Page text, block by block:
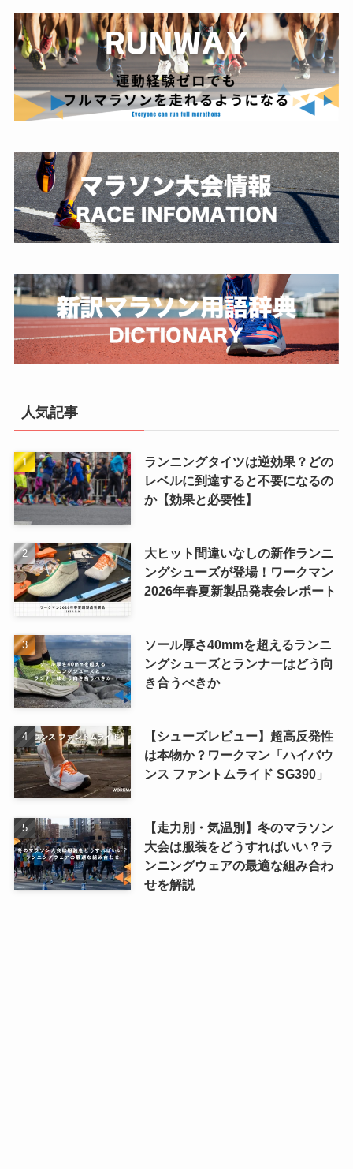
人気記事
ランニングタイツは逆効果？どの
レベルに到達すると不要になるの
か【効果と必要性】
大ヒット間違いなしの新作ランニ
ングシューズが登場！ワークマン
2026年春夏新製品発表会レポート
ソール厚さ40mmを超えるランニ
ングシューズとランナーはどう向
き合うべきか
【シューズレビュー】超高反発性
は本物か？ワークマン「ハイバウ
ンス ファントムライド SG390」
【走力別・気温別】冬のマラソン
大会は服装をどうすればいい？ラ
ンニングウェアの最適な組み合わ
せを解説